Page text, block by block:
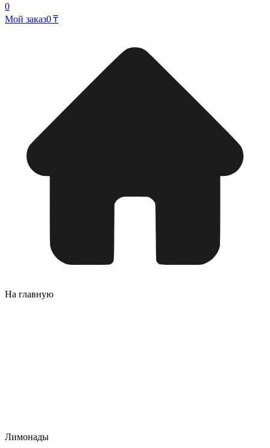
0
Мой заказ0 ₸
На главную
Лимонады